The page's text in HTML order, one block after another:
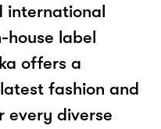
international
house label
offers a
fashion and
every diverse